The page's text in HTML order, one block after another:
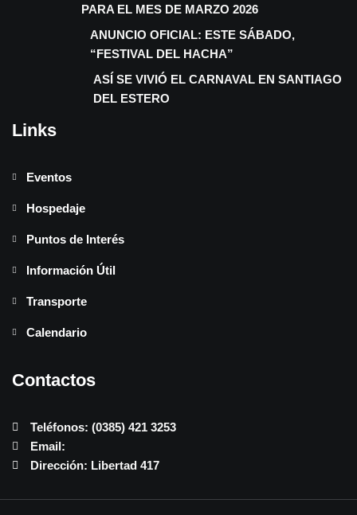
PARA EL MES DE MARZO 2026
ANUNCIO OFICIAL: ESTE SÁBADO,
“FESTIVAL DEL HACHA”
ASÍ SE VIVIÓ EL CARNAVAL EN SANTIAGO
DEL ESTERO
Links
Eventos
Hospedaje
Puntos de Interés
Información Útil
Transporte
Calendario
Contactos
Teléfonos: (0385) 421 3253
Email:
Dirección: Libertad 417